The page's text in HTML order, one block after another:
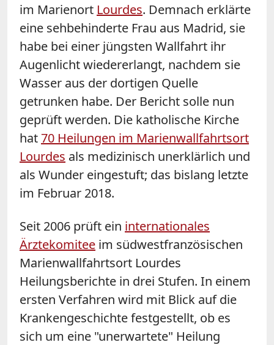
im Marienort Lourdes. Demnach erklärte
eine sehbehinderte Frau aus Madrid, sie
habe bei einer jüngsten Wallfahrt ihr
Augenlicht wiedererlangt, nachdem sie
Wasser aus der dortigen Quelle
getrunken habe. Der Bericht solle nun
geprüft werden. Die katholische Kirche
hat70 Heilungen im Marienwallfahrtsort
Lourdes als medizinisch unerklärlich und
als Wunder eingestuft; das bislang letzte
im Februar 2018.
Seit 2006 prüft ein internationales
Ärztekomitee im südwestfranzösischen
Marienwallfahrtsort Lourdes
Heilungsberichte in drei Stufen. In einem
ersten Verfahren wird mit Blick auf die
Krankengeschichte festgestellt, ob es
sich um eine "unerwartete" Heilung